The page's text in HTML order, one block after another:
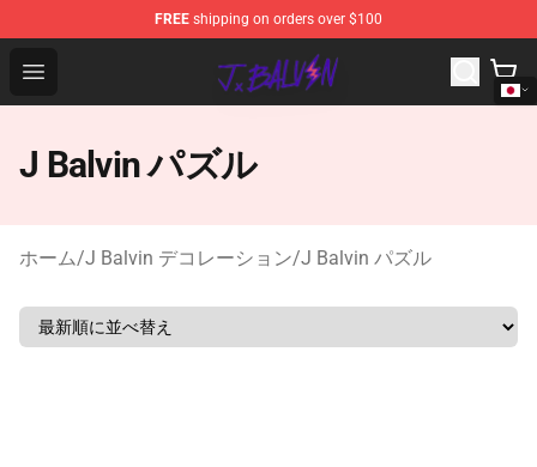
FREE shipping on orders over $100
Open menu
J Balvin Store - Official J Balvin Merchandise Shop
J Balvin パズル
ホーム/J Balvin デコレーション/J Balvin パズル